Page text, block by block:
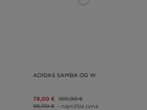
ADIDAS SAMBA OG W
78,00 € 120,00 €
96,00 € – najnižšia cena